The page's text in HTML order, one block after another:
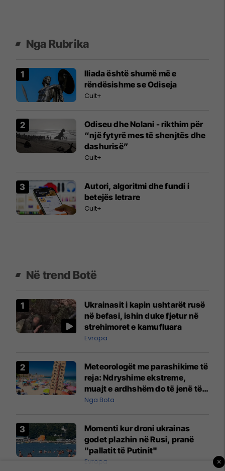
Nga Rubrika
Iliada është shumë më e
rëndësishme se Odiseja
Cult+
Odiseu dhe Nolani - rikthim për
“një fytyrë mes të shenjtës dhe
dashurisë”
Cult+
Autori, algoritmi dhe fundi i
betejës letrare
Cult+
Në trend Botë
Ukrainasit i kapin ushtarët rusë
në befasi, ishin duke fjetur në
strehimoret e kamufluara
Evropa
Meteorologët me parashikime të
reja: Ndryshime ekstreme,
muajt e ardhshëm do të jenë të
pazakontë
Nga Bota
Momenti kur droni ukrainas
godet plazhin në Rusi, pranë
"pallatit të Putinit"
Evropa ×